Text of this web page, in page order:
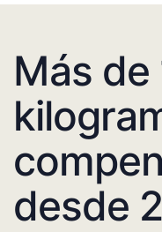
Más de
desde